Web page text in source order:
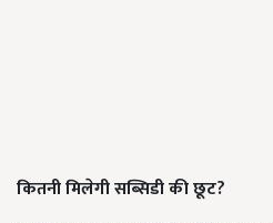
कितनी मिलेगीसब्सिडी की छूट?